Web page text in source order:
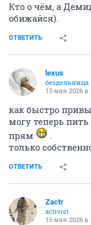
Кто о чём, а
обижайся).
ОТВЕТИТЬ
lexus
бездельница
15 мая 2026 в
как быстро
могу теперь
прям
.
только
ОТВЕТИТЬ
Zactr
activist
15 мая 2026 в